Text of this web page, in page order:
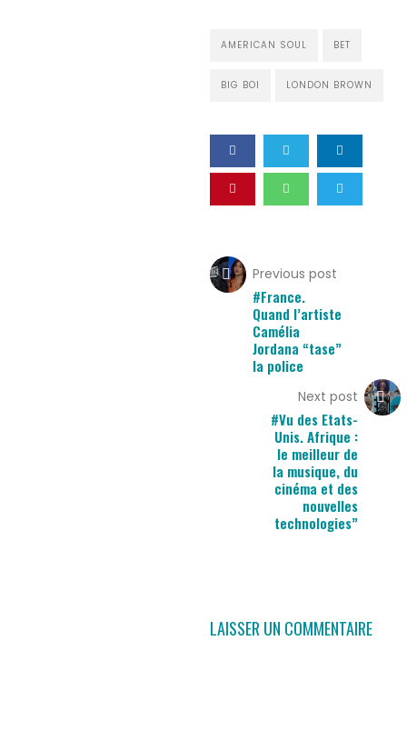
AMERICAN SOUL BET
BIG BOI LONDON BROWN
Previous post
#France.
Quand l’artiste
Camélia
Jordana “tase”
la police
Next post
#Vu des Etats-
Unis. Afrique :
le meilleur de
la musique, du
cinéma et des
nouvelles
technologies”
LAISSER UN COMMENTAIRE